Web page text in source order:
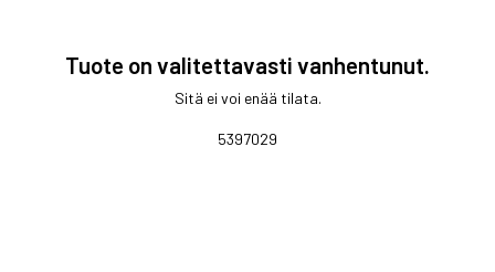
Tuote on valitettavasti vanhentunut.
Sitä ei voi enää tilata.
5397029